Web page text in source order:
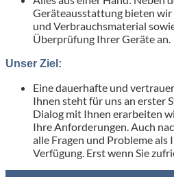
Geräteausstattung bieten
und Verbrauchsmaterial
Überprüfung Ihrer Geräte an.
Unser Ziel:
Eine dauerhafte und
Ihnen steht für uns an erster
Dialog mit Ihnen erarbeiten
Ihre Anforderungen. Auch
alle Fragen und Probleme
Verfügung. Erst wenn Sie